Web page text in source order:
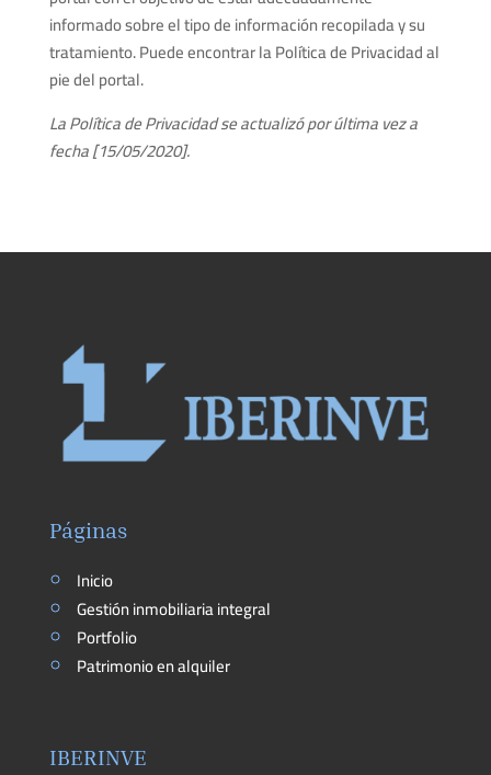
informado sobre el tipo de información recopilada y su
tratamiento. Puede encontrar la Política de Privacidad al
pie del portal.
La Política de Privacidad se actualizó por última vez a
fecha [15/05/2020].
Páginas
Inicio
Gestión inmobiliaria integral
Portfolio
Patrimonio en alquiler
IBERINVE